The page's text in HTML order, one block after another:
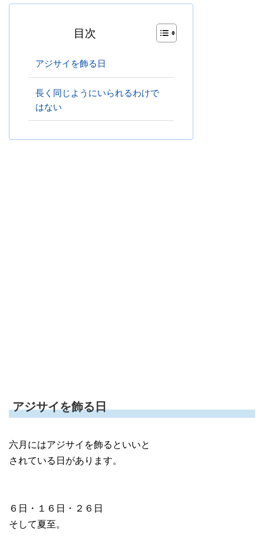
目次
アジサイを飾る日
長く同じようにいられるわけで
はない
アジサイを飾る日
六月にはアジサイを飾るといいと
されている日があります。
６日・１６日・２６日
そして夏至。